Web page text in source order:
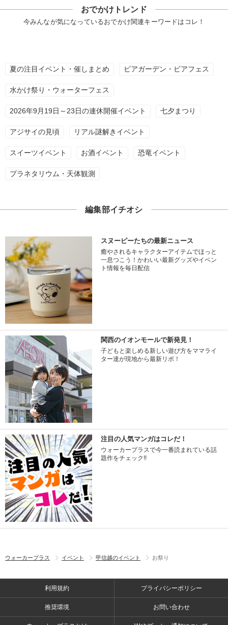
おでかけトレンド
今みんなが気になっているおでかけ関連キーワードはコレ！
夏の注目イベント・催しまとめ ビアガーデン・ビアフェス
水かけ祭り・ウォーターフェス
2026年9月19日～23日の連休開催イベント 七夕まつり
アジサイの見頃 リアル謎解きイベント
スイーツイベント お酒イベント 恐竜イベント
プラネタリウム・天体観測
編集部イチオシ
スヌーピーたちの最新ニュース
癒やされるキャラクターアイテムでほっと
一息つこう！かわいい最新グッズやイベン
ト情報を毎日配信
関西のイオンモールで新発見！
子どもと楽しめる新しい遊び方をママライ
ター達が現地から最新リポ！
注目の人気マンガはコレだ！
ウォーカープラスで今一番読まれている話
題作をチェック!!
ウォーカープラス イベント 甲信越のイベント お祭り
利用規約 プライバシーポリシー
推奨環境 お問い合わせ